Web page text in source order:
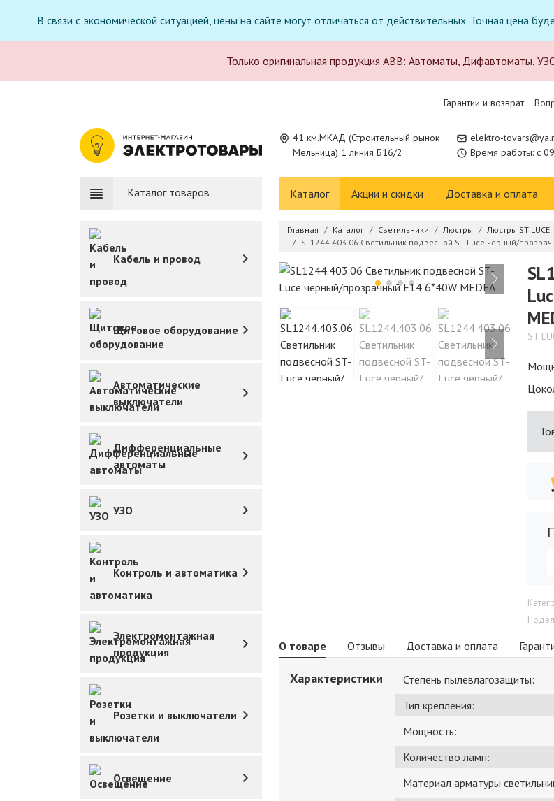
В связи с экономической ситуацией, цены на сайте могут отличаться от действительных. Точная цена
Только оригинальная продукция ABB: Автоматы, Дифавтоматы,
Гарантии и возврат
41 км.МКАД (Строительный рынок
Мельница) 1 линия Б16/2
elektro-
Время работы: с
Каталог товаров Каталог Акции и скидки Доставка и оплата
Кабель и провод
Щитовое оборудование
Автоматические
выключатели
Дифференциальные
автоматы
УЗО
Контроль и автоматика
Электромонтажная
продукция
Розетки и выключатели
Освещение
Главная Каталог Светильники Люстры
Люстры ST LUCE
SL1244.403.06 Светильник подвесной ST-Luce черный/
ST
О товаре Отзывы Доставка и оплата
Характеристики Степень пылевлагозащиты:
Тип крепления:
Мощность:
Количество ламп:
Материал арматуры